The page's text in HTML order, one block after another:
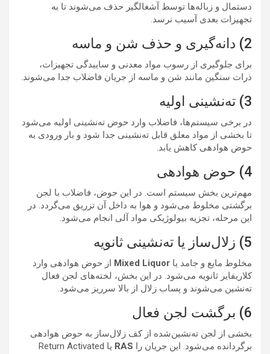
دستمال و زباله‌ها توسط آشغالگیر حذف می‌شوند تا به
تجهیزات بعدی آسیب نرسد.
2) دانه‌گیری و حذف شن و ماسه
برای جلوگیری از رسوب مواد معدنی و ساییدگی تجهیزات،
ذرات سنگین مانند شن و ماسه از جریان فاضلاب جدا می‌شوند.
3) ته‌نشینی اولیه
در برخی سیستم‌ها، فاضلاب وارد حوض ته‌نشینی اولیه می‌شود
تا بخشی از مواد معلق قابل ته‌نشینی جدا شود و بار ورودی به
حوض هوادهی کاهش یابد.
4) حوض هوادهی
مهم‌ترین بخش سیستم است. در این حوض، فاضلاب با لجن
برگشتی مخلوط می‌شود و هوا به داخل آن تزریق می‌گردد. در
این مرحله، تجزیه بیولوژیکی مواد آلی انجام می‌شود.
5) زلال‌ساز یا ته‌نشینی ثانویه
مخلوط مایع و جامد یا Mixed Liquor از حوض هوادهی وارد
کلاریفایر ثانویه می‌شود. در این بخش، لخته‌های لجن فعال
ته‌نشین می‌شوند و پساب زلال از بالا سرریز می‌شود.
6) برگشت لجن فعال
بخشی از لجن ته‌نشین‌شده از کف زلال‌ساز به حوض هوادهی
برگردانده می‌شود. این جریان را RAS
یا Return Activated